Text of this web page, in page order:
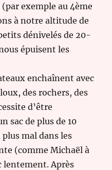
exemple au 4ème
à notre altitude de
dénivelés de 20-
épuisent les
enchaînent avec
des rochers, des
d’être
sac de plus de 10
mal dans les
(comme Michaël à
lentement. Après